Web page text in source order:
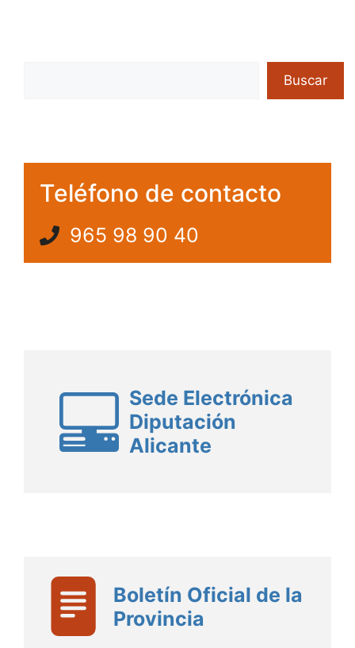
Buscar
Teléfono de contacto
965 98 90 40
Sede Electrónica
Diputación
Alicante
Boletín Oficial de la
Provincia